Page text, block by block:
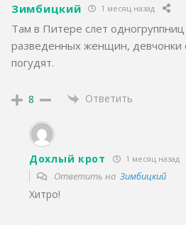
Зимбицкий 1 месяц назад
Там в Питере слет
разведенных женщин, девчонки
погудят.
8 Ответить
Дохлый крот 1 месяц назад
Ответить на Зимбицкий
Хитро!